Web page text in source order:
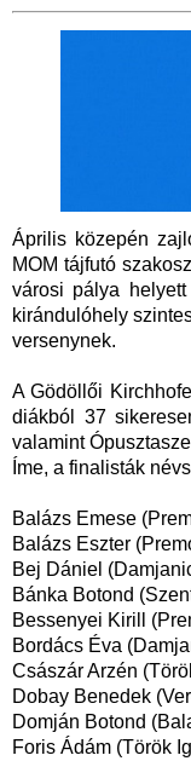
Április közepén
MOM tájfutó
városi pálya
kirándulóhely
versenynek.
A Gödöllői
diákból 37
valamint
Íme, a finalisták
Balázs Emese
Balázs Eszter
Bej Dániel
Bánka Botond
Bessenyei Kirill
Bordács Éva
Császár Arzén
Dobay Benedek
Domján Botond
Foris Ádám (Török